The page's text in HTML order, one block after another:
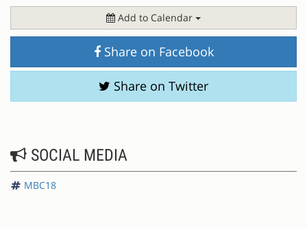
Add to Calendar
Share on Facebook
Share on Twitter
SOCIAL MEDIA
MBC18